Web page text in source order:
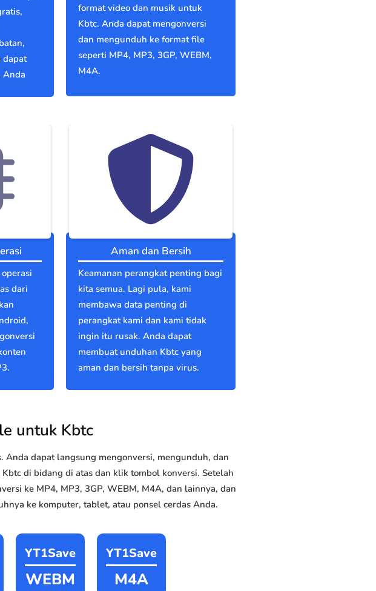
dapat
Anda
format video dan musik untuk
Kbtc. Anda dapat mengonversi
dan mengunduh ke format file
seperti MP4, MP3, 3GP, WEBM,
M4A.
dari
Aman dan Bersih
Keamanan perangkat penting bagi
kita semua. Lagi pula, kami
membawa data penting di
perangkat kami dan kami tidak
ingin itu rusak. Anda dapat
membuat unduhan Kbtc yang
aman dan bersih tanpa virus.
untuk Kbtc
Anda dapat langsung mengonversi, mengunduh, dan
di bidang di atas dan klik tombol konversi. Setelah
ke MP4, MP3, 3GP, WEBM, M4A, dan lainnya, dan
ke komputer, tablet, atau ponsel cerdas Anda.
YT1Save
WEBM
YT1Save
M4A